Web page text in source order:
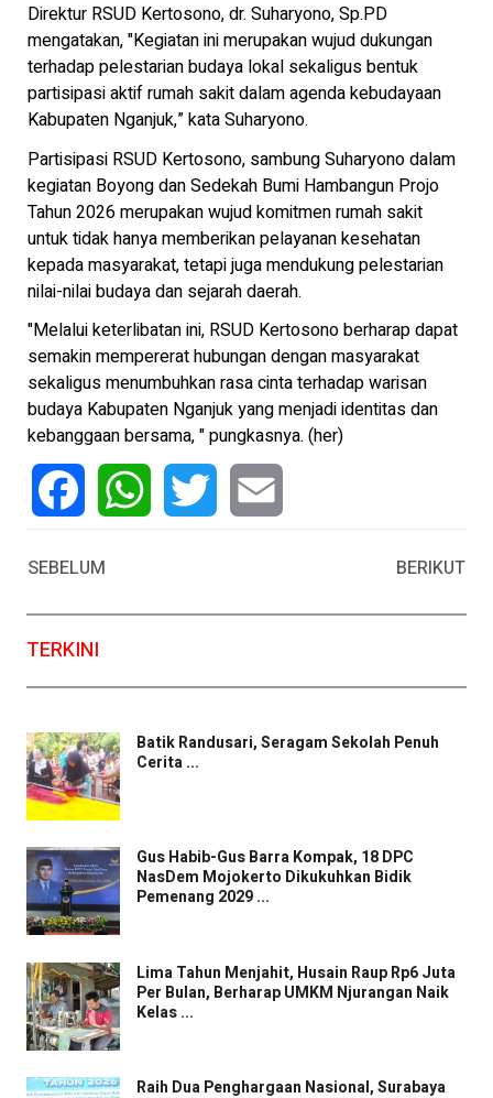
Direktur RSUD Kertosono, dr. Suharyono, Sp.PD
mengatakan, "Kegiatan ini merupakan wujud dukungan
terhadap pelestarian budaya lokal sekaligus bentuk
partisipasi aktif rumah sakit dalam agenda kebudayaan
Kabupaten Nganjuk,” kata Suharyono.
Partisipasi RSUD Kertosono, sambung Suharyono dalam
kegiatan Boyong dan Sedekah Bumi Hambangun Projo
Tahun 2026 merupakan wujud komitmen rumah sakit
untuk tidak hanya memberikan pelayanan kesehatan
kepada masyarakat, tetapi juga mendukung pelestarian
nilai-nilai budaya dan sejarah daerah.
"Melalui keterlibatan ini, RSUD Kertosono berharap dapat
semakin mempererat hubungan dengan masyarakat
sekaligus menumbuhkan rasa cinta terhadap warisan
budaya Kabupaten Nganjuk yang menjadi identitas dan
kebanggaan bersama, " pungkasnya. (her)
SEBELUM
BERIKUT
TERKINI
Batik Randusari, Seragam Sekolah Penuh
Cerita ...
Gus Habib-Gus Barra Kompak, 18 DPC
NasDem Mojokerto Dikukuhkan Bidik
Pemenang 2029 ...
Lima Tahun Menjahit, Husain Raup Rp6 Juta
Per Bulan, Berharap UMKM Njurangan Naik
Kelas ...
Raih Dua Penghargaan Nasional, Surabaya